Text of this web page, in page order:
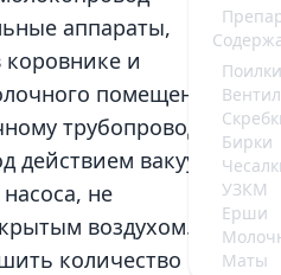
Поилки
Бирки
УЗКМ
Ерши
Маты
аппараты,
и
помещения.
трубопроводу
действием вакуума
не
воздухом. Это
количество